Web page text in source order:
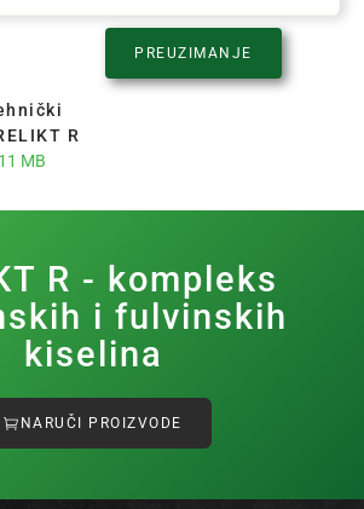
R
MB
PREUZIMANJE
R - kompleks
i fulvinskih
kiselina
NARUČI PROIZVODE